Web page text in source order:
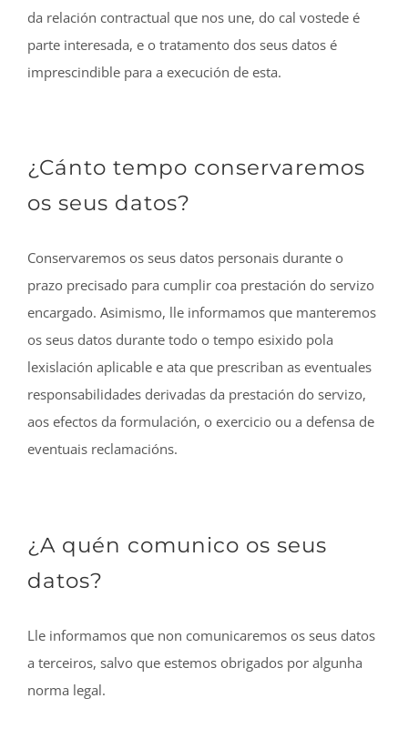
da relación contractual que nos une, do cal vostede é
parte interesada, e o tratamento dos seus datos é
imprescindible para a execución de esta.
¿Cánto tempo conservaremos
os seus datos?
Conservaremos os seus datos personais durante o
prazo precisado para cumplir coa prestación do servizo
encargado. Asimismo, lle informamos que manteremos
os seus datos durante todo o tempo esixido pola
lexislación aplicable e ata que prescriban as eventuales
responsabilidades derivadas da prestación do servizo,
aos efectos da formulación, o exercicio ou a defensa de
eventuais reclamacións.
¿A quén comunico os seus
datos?
Lle informamos que non comunicaremos os seus datos
a terceiros, salvo que estemos obrigados por algunha
norma legal.